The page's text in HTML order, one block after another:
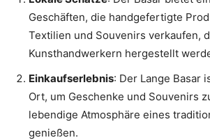
Geschäften, die handgefertigte
Textilien und Souvenirs verkaufen,
Kunsthandwerkern hergestellt
Einkaufserlebnis: Der Lange Basar
Ort, um Geschenke und Souvenirs
lebendige Atmosphäre eines
genießen.